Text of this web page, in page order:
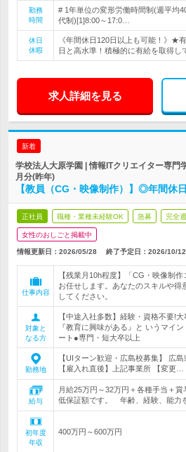
勤務
時間
# 1年単位の変形労働時間制(週平均
代制)[1]8:00～17:0…
休日
休暇
《年間休日120日以上も可能！》★
日と高水準！積極的に有給を取得し
求人詳細を見る
新着
学校法人大原学園 | 情報ITクリエイター専門
月分(昨年)
【教員（CG・映像制作）】◎年間休
正社員 職種・業種未経験OK 急募 完全
女性のおしごと掲載中
情報更新日：2026/05/28 終了予定日： 2026/10/12
仕事内容
【残業月10h程度】「CG・映像制
お任せします。あなたのスキルや得
してください。
対象と
なる方
【中途入社多数】経験・資格不要!
『教育に興味がある』と いうマイ
ート●専門・短大卒以上
勤務地
【UIターン歓迎・広島校募集】 広
【雇入れ直後】上記事業所 【変更…
給与
月給25万円～32万円＋各種手当＋
低保証額です。 年齢、経験、能力
初年度
年収
400万円～600万円